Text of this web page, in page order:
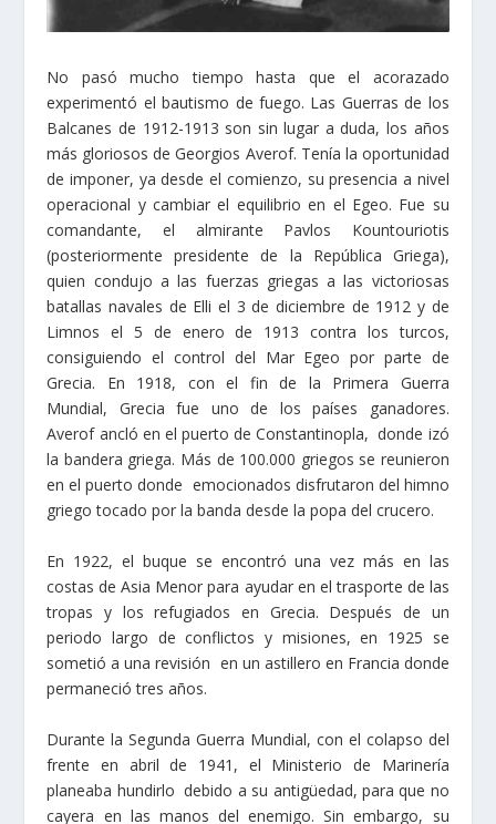
No pasó mucho tiempo hasta que el acorazado
experimentó el bautismo de fuego. Las Guerras de los
Balcanes de 1912-1913 son sin lugar a duda, los años
más gloriosos de Georgios Averof. Tenía la oportunidad
de imponer, ya desde el comienzo, su presencia a nivel
operacional y cambiar el equilibrio en el Egeo. Fue su
comandante, el almirante Pavlos Kountouriotis
(posteriormente presidente de la República Griega),
quien condujo a las fuerzas griegas a las victoriosas
batallas navales de Elli el 3 de diciembre de 1912 y de
Limnos el 5 de enero de 1913 contra los turcos,
consiguiendo el control del Mar Egeo por parte de
Grecia. En 1918, con el fin de la Primera Guerra
Mundial, Grecia fue uno de los países ganadores.
Averof ancló en el puerto de Constantinopla, donde izó
la bandera griega. Más de 100.000 griegos se reunieron
en el puerto donde emocionados disfrutaron del himno
griego tocado por la banda desde la popa del crucero.
En 1922, el buque se encontró una vez más en las
costas de Asia Menor para ayudar en el trasporte de las
tropas y los refugiados en Grecia. Después de un
periodo largo de conflictos y misiones, en 1925 se
sometió a una revisión en un astillero en Francia donde
permaneció tres años.
Durante la Segunda Guerra Mundial, con el colapso del
frente en abril de 1941, el Ministerio de Marinería
planeaba hundirlo debido a su antigüedad, para que no
cayera en las manos del enemigo. Sin embargo, su